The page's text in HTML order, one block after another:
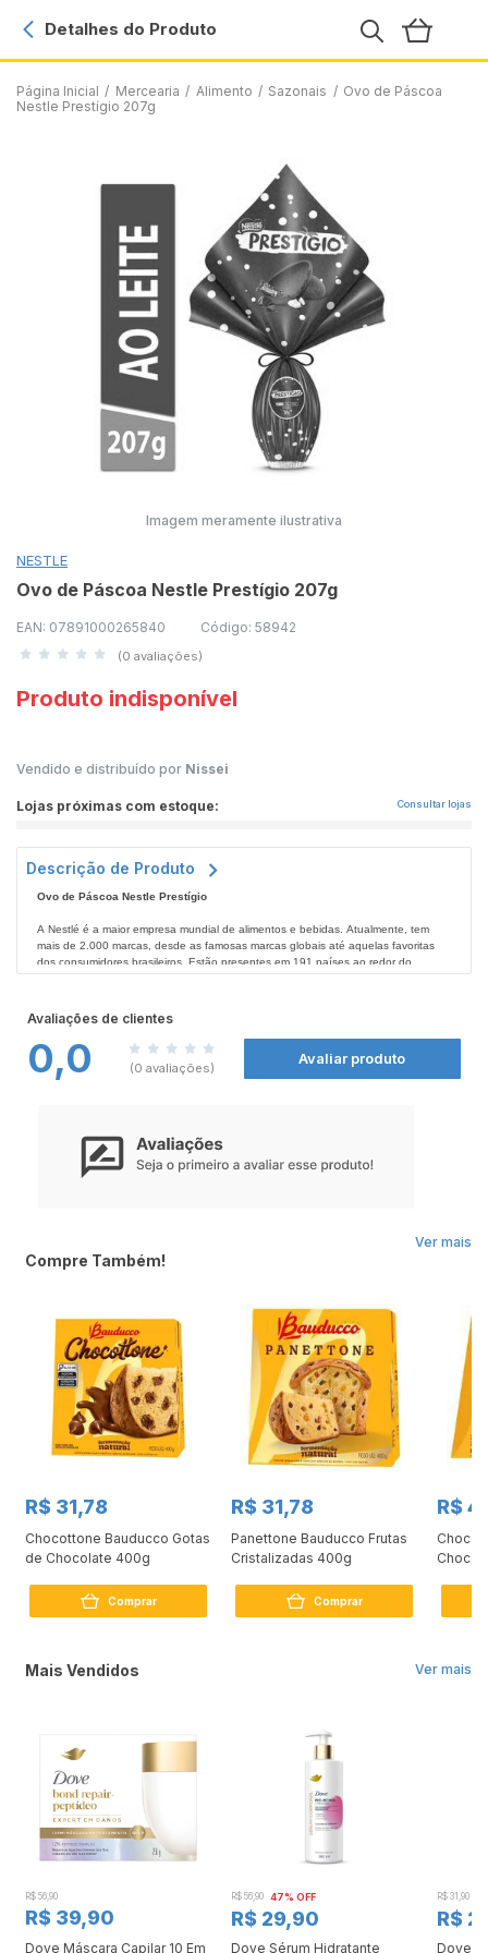
Página Inicial / Mercearia / Alimento / Sazonais / Ovo de Páscoa
Nestle Prestígio 207g
Detalhes do Produto
Imagem meramente ilustrativa
NESTLE
Ovo de Páscoa Nestle Prestígio 207g
EAN: 07891000265840 Código: 58942
(0 avaliações)
Produto indisponível
Vendido e distribuído por Nissei
Lojas próximas com estoque: Consultar lojas
Descrição de Produto
Ovo de Páscoa Nestle Prestígio
A Nestlé é a maior empresa mundial de alimentos e bebidas. Atualmente, tem
mais de 2.000 marcas, desde as famosas marcas globais até aquelas favoritas
dos consumidores brasileiros. Estão presentes em 191 países ao redor do
mundo. .
PARÁ, TRIGO E CEVADA. CONTÉM LACTOSE. CONTÉM GLÚTEN.
Avaliações de clientes
0,0 (0 avaliações)
Avaliar produto
Ver mais
Compre Também!
R$ 31,78
Chocottone Bauducco Gotas
de Chocolate 400g
Comprar
R$ 31,78
Panettone Bauducco Frutas
Cristalizadas 400g
Comprar
R$
Ver mais
Mais Vendidos
R$ 56,90
R$ 39,90
Dove Máscara Capilar 10 Em
R$ 56,90 47% OFF
R$ 29,90
Dove Sérum Hidratante
R$ 31,90
R$
Dove